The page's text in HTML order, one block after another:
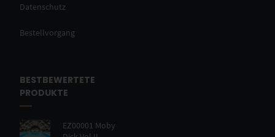
Datenschutz
Bestellvorgang
BESTBEWERTETE
PRODUKTE
EZ00001 Moby